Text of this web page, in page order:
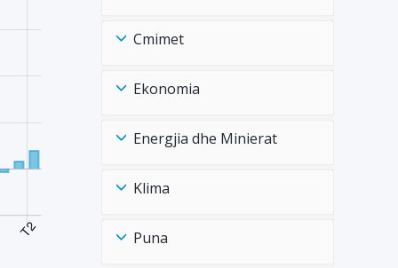
Cmimet
Ekonomia
Energjia dhe Minierat
Klima
Puna